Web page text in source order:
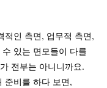
적인 측면, 업무적 측면,
있는 면모들이 다를
전부는 아니니까요.
준비를 하다 보면,